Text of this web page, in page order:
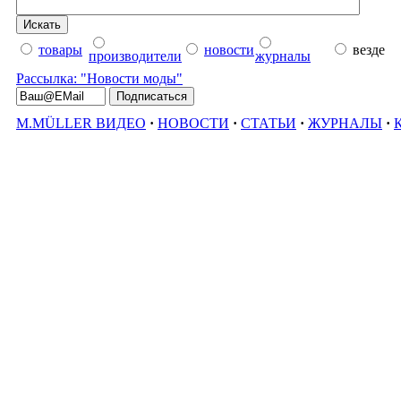
товары производители новостижурналы
везде
Рассылка: "Новости моды"
M.MÜLLER ВИДЕО · НОВОСТИ · СТАТЬИ · ЖУРНАЛЫ ·